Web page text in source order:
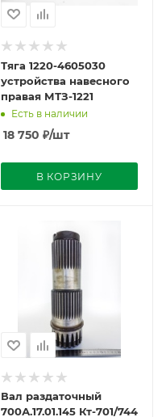
Тяга 1220-4605030
устройства навесного
правая МТЗ-1221
Есть в наличии
18 750 ₽/шт
В КОРЗИНУ
Вал раздаточный
700А.17.01.145 Кт-701/744